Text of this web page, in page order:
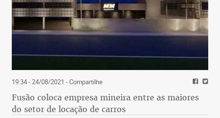
19:34 - 24/08/2021 - Compartilhe
Fusão coloca empresa mineira entre as maiores
do setor de locação de carros